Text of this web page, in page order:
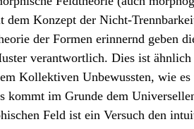
Konzept der Nicht-
der Formen erinnernd
verantwortlich. Dies ist
Kollektiven Unbewussten, wie
kommt im Grunde dem
Feld ist ein Versuch den